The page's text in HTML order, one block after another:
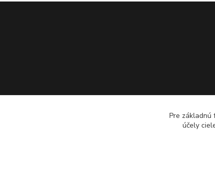
Pre základnú
účely